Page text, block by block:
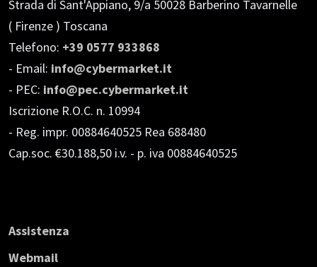
Strada di Sant'Appiano, 9/a 50028 Barberino Tavarnelle
( Firenze ) Toscana
Telefono: +39 0577 933868
- Email: info@cybermarket.it
- PEC: info@pec.cybermarket.it
Iscrizione R.O.C. n. 10994
- Reg. impr. 00884640525 Rea 688480
Cap.soc. €30.188,50 i.v. - p. iva 00884640525
Assistenza
Webmail